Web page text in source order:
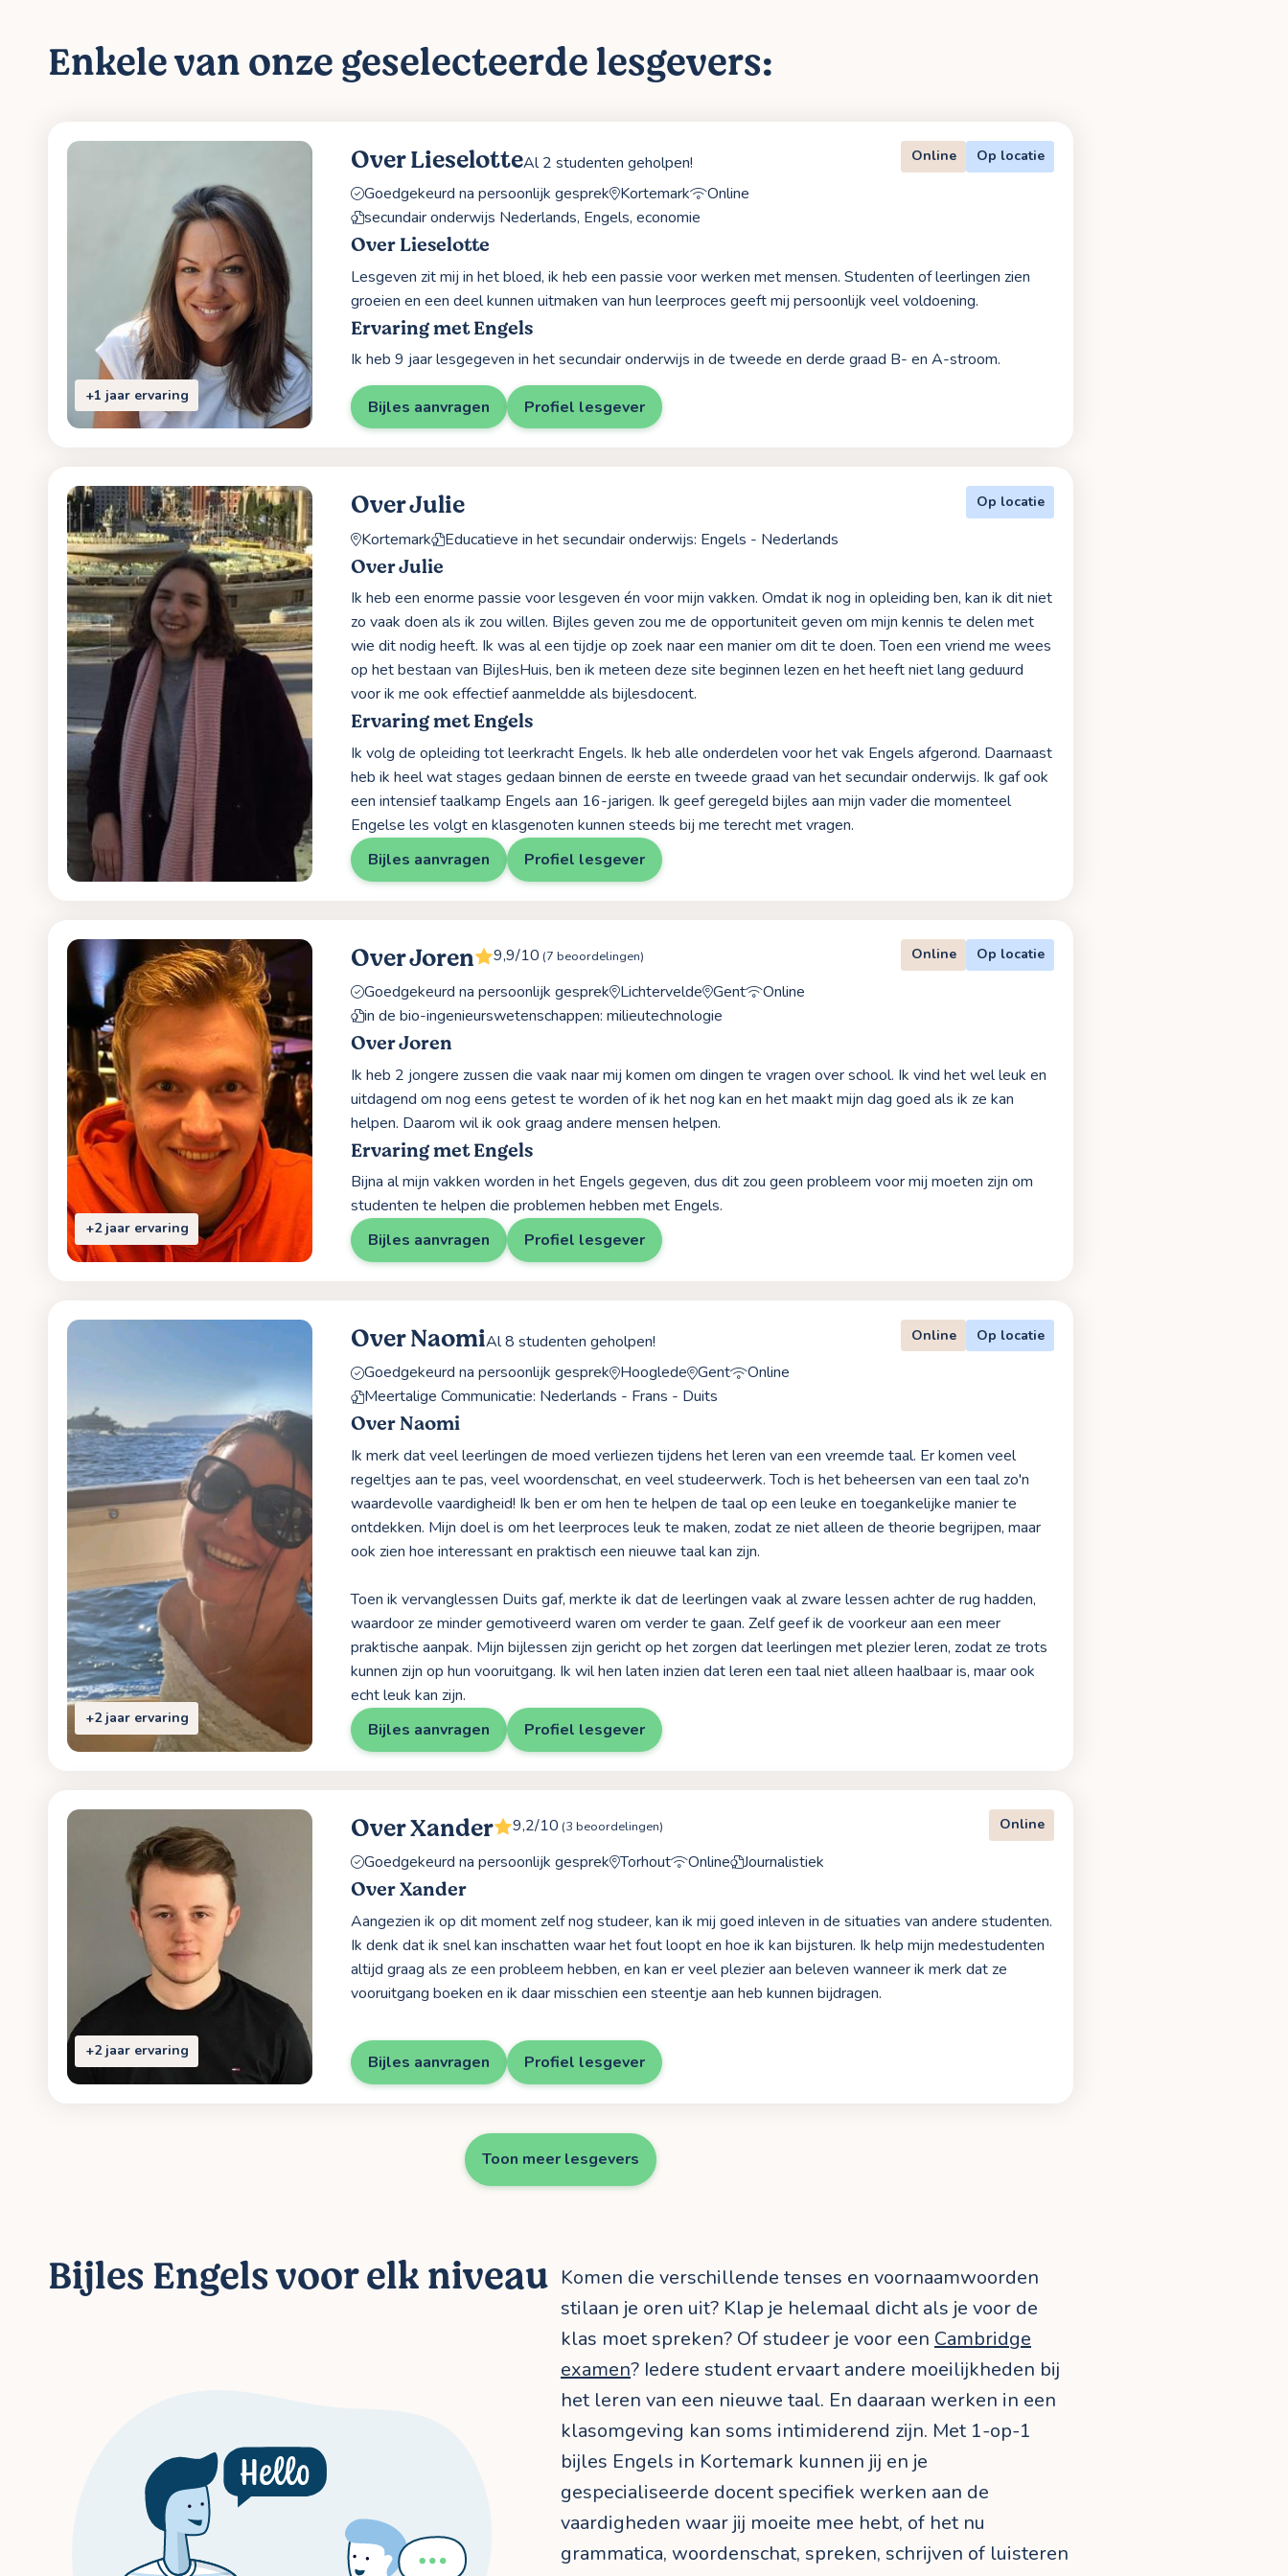
Enkele van onze geselecteerde lesgevers:
+1 jaar ervaring
Over LieselotteAl 2 studenten geholpen! Online Op locatie
Goedgekeurd na persoonlijk gesprek Kortemark
Online
secundair onderwijs Nederlands, Engels, economie
Over Lieselotte
Lesgeven zit mij in het bloed, ik heb een passie voor werken met mensen. Studenten of leerlingen zien
groeien en een deel kunnen uitmaken van hun leerproces geeft mij persoonlijk veel voldoening.
Ervaring met Engels
Ik heb 9 jaar lesgegeven in het secundair onderwijs in de tweede en derde graad B- en A-stroom.
Bijles aanvragen Profiel lesgever
Over Julie Op locatie
Kortemark Educatieve in het secundair onderwijs: Engels - Nederlands
Over Julie
Ik heb een enorme passie voor lesgeven én voor mijn vakken. Omdat ik nog in opleiding ben, kan ik dit niet
zo vaak doen als ik zou willen. Bijles geven zou me de opportuniteit geven om mijn kennis te delen met
wie dit nodig heeft. Ik was al een tijdje op zoek naar een manier om dit te doen. Toen een vriend me wees
op het bestaan van BijlesHuis, ben ik meteen deze site beginnen lezen en het heeft niet lang geduurd
voor ik me ook effectief aanmeldde als bijlesdocent.
Ervaring met Engels
Ik volg de opleiding tot leerkracht Engels. Ik heb alle onderdelen voor het vak Engels afgerond. Daarnaast
heb ik heel wat stages gedaan binnen de eerste en tweede graad van het secundair onderwijs. Ik gaf ook
een intensief taalkamp Engels aan 16-jarigen. Ik geef geregeld bijles aan mijn vader die momenteel
Engelse les volgt en klasgenoten kunnen steeds bij me terecht met vragen.
Bijles aanvragen
Profiel lesgever
+2 jaar ervaring
Over Joren 9,9/10 (7 beoordelingen) Online Op locatie
Goedgekeurd na persoonlijk gesprek Lichtervelde Gent
Online
in de bio-ingenieurswetenschappen: milieutechnologie
Over Joren
Ik heb 2 jongere zussen die vaak naar mij komen om dingen te vragen over school. Ik vind het wel leuk en
uitdagend om nog eens getest te worden of ik het nog kan en het maakt mijn dag goed als ik ze kan
helpen. Daarom wil ik ook graag andere mensen helpen.
Ervaring met Engels
Bijna al mijn vakken worden in het Engels gegeven, dus dit zou geen probleem voor mij moeten zijn om
studenten te helpen die problemen hebben met Engels.
Bijles aanvragen
Profiel lesgever
+2 jaar ervaring
Over NaomiAl 8 studenten geholpen! Online Op locatie
Goedgekeurd na persoonlijk gesprek Hooglede Gent
Online
Meertalige Communicatie: Nederlands - Frans - Duits
Over Naomi
Ik merk dat veel leerlingen de moed verliezen tijdens het leren van een vreemde taal. Er komen veel
regeltjes aan te pas, veel woordenschat, en veel studeerwerk. Toch is het beheersen van een taal zo'n
waardevolle vaardigheid! Ik ben er om hen te helpen de taal op een leuke en toegankelijke manier te
ontdekken. Mijn doel is om het leerproces leuk te maken, zodat ze niet alleen de theorie begrijpen, maar
ook zien hoe interessant en praktisch een nieuwe taal kan zijn.
Toen ik vervanglessen Duits gaf, merkte ik dat de leerlingen vaak al zware lessen achter de rug hadden,
waardoor ze minder gemotiveerd waren om verder te gaan. Zelf geef ik de voorkeur aan een meer
praktische aanpak. Mijn bijlessen zijn gericht op het zorgen dat leerlingen met plezier leren, zodat ze trots
kunnen zijn op hun vooruitgang. Ik wil hen laten inzien dat leren een taal niet alleen haalbaar is, maar ook
echt leuk kan zijn.
Bijles aanvragen
Profiel lesgever
+2 jaar ervaring
Over Xander 9,2/10 (3 beoordelingen) Online
Goedgekeurd na persoonlijk gesprek Torhout Online Journalistiek
Over Xander
Aangezien ik op dit moment zelf nog studeer, kan ik mij goed inleven in de situaties van andere studenten.
Ik denk dat ik snel kan inschatten waar het fout loopt en hoe ik kan bijsturen. Ik help mijn medestudenten
altijd graag als ze een probleem hebben, en kan er veel plezier aan beleven wanneer ik merk dat ze
vooruitgang boeken en ik daar misschien een steentje aan heb kunnen bijdragen.
Bijles aanvragen Profiel lesgever
Toon meer lesgevers
Bijles Engels voor elk niveau Komen die verschillende tenses en voornaamwoorden
stilaan je oren uit? Klap je helemaal dicht als je voor de
klas moet spreken? Of studeer je voor een Cambridge
examen? Iedere student ervaart andere moeilijkheden bij
het leren van een nieuwe taal. En daaraan werken in een
klasomgeving kan soms intimiderend zijn. Met 1-op-1
bijles Engels in Kortemark kunnen jij en je
gespecialiseerde docent specifiek werken aan de
vaardigheden waar jij moeite mee hebt, of het nu
grammatica, woordenschat, spreken, schrijven of luisteren